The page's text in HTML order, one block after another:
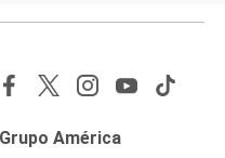
Grupo América